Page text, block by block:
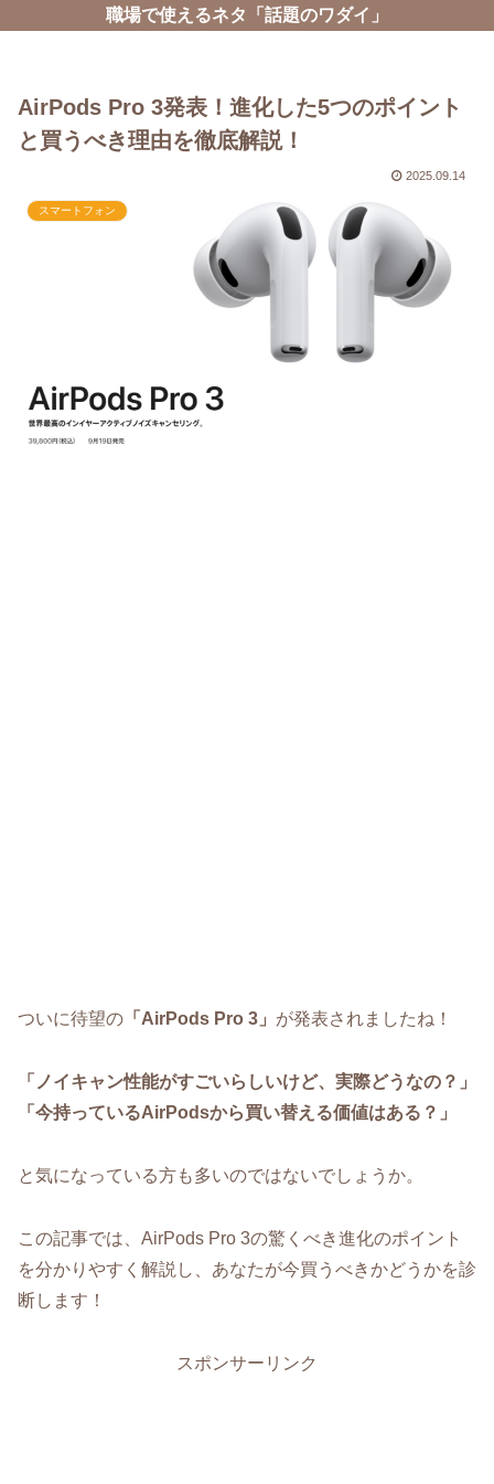
職場で使えるネタ「話題のワダイ」
AirPods Pro 3発表！進化した5つのポイント
と買うべき理由を徹底解説！
2025.09.14
スマートフォン
ついに待望の 「AirPods Pro 3」 が発表されましたね！
「ノイキャン性能がすごいらしいけど、実際どうなの？」
「今持っているAirPodsから買い替える価値はある？」
と気になっている方も多いのではないでしょうか。
この記事では、AirPods Pro 3の驚くべき進化のポイント
を分かりやすく解説し、あなたが今買うべきかどうかを診
断します！
スポンサーリンク